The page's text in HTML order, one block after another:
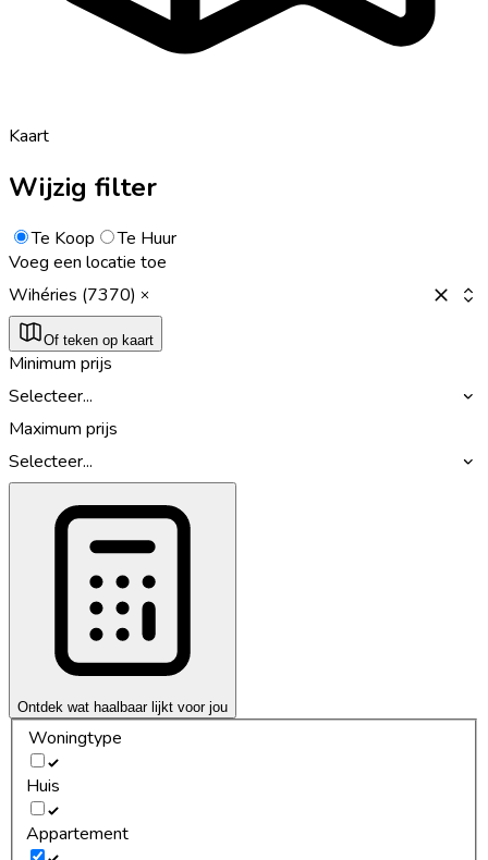
Kaart
Wijzig filter
Te Koop
Te Huur
Voeg een locatie toe
Wihéries (7370)
Of teken op kaart
Minimum prijs
Selecteer...
Maximum prijs
Selecteer...
Ontdek wat haalbaar lijkt voor jou
Woningtype
Huis
Appartement